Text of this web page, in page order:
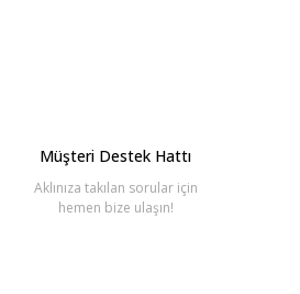
Müşteri Destek Hattı
Aklınıza takılan sorular için
hemen bize ulaşın!